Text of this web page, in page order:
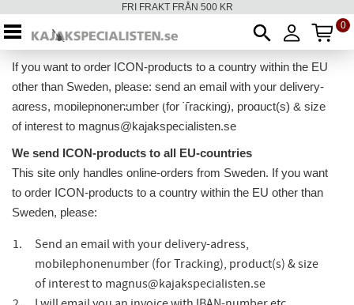
Meny
FRI FRAKT FRÅN 500 KR
0
2026-07-05 Tagit bort från Kassan
If you want to order ICON-products to a country within the EU
other than Sweden, please: send an email with your delivery-
adress, mobilephonenumber (for Tracking), product(s) & size
of interest to magnus@kajakspecialisten.se
2026-04-01 Tagit bort från Kassan
We send ICON-products to all EU-countries
This site only handles online-orders from Sweden. If you want
to order ICON-products to a country within the EU other than
Sweden, please:
Send an email with your delivery-adress,
mobilephonenumber (for Tracking), product(s) & size
of interest to magnus@kajakspecialisten.se
2024-08-03 Tagit bort från
2024-07-23 Tagit bort från
2024-05-17 Tagit bort från